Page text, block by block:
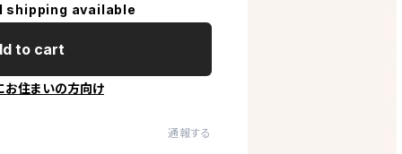
shipping available
to cart
お住まいの方向け
通報する